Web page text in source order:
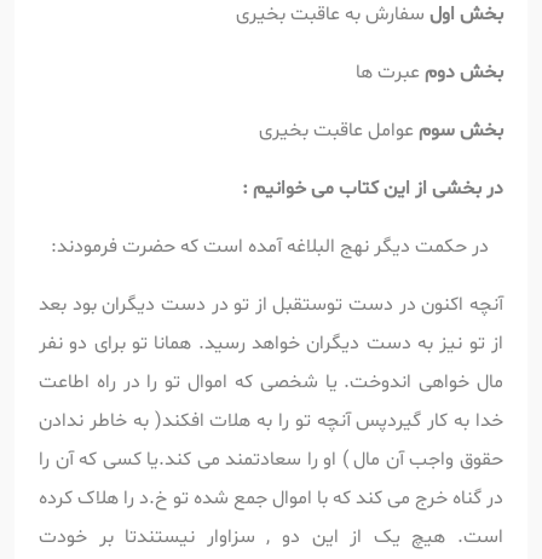
بخش اول سفارش به عاقبت بخیری
بخش دومعبرت ها
بخش سومعوامل عاقبت بخیری
در بخشی از این کتاب می خوانیم :
در حکمت دیگر نهج البلاغه آمده است که حضرت فرمودند:
آنچه اکنون در دست توستقبل از تو در دست دیگران بود بعد
از تو نیز به دست دیگران خواهد رسید. همانا تو برای دو نفر
مال خواهی اندوخت. یا شخصی که اموال تو را در راه اطاعت
خدا به کار گیردپس آنچه تو را به هلات افکند( به خاطر ندادن
حقوق واجب آن مال ) او را سعادتمند می کند.یا کسی که آن را
در گناه خرج می کند که با اموال جمع شده تو خ.د را هلاک کرده
است. هیچ یک از این دو , سزاوار نیستندتا بر خودت